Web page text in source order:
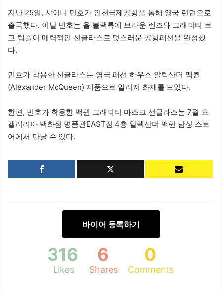
지난 25일, 샤이니 민호가 인천국제공항을 통해 영국 런던으로
출국했다. 이날 민호는 올 블랙룩에 브라운 렌즈와 그래피티 로
고 템플이 매력적인 선글라스로 멋스러운 공항패션을 완성했
다.
민호가 착용한 선글라스는 영국 패션 하우스 알렉산더 맥퀸
(Alexander McQueen) 제품으로 알려져 화제를 모았다.
한편, 민호가 착용한 맥퀸 그래피티 마스크 선글라스는 7월 초
갤러리아 백화점 명품관EAST점 4층 알렉산더 맥퀸 남성 스토
어에서 만날 수 있다.
바이어 등록하기
316
Likes
6
Shares
0
Comments